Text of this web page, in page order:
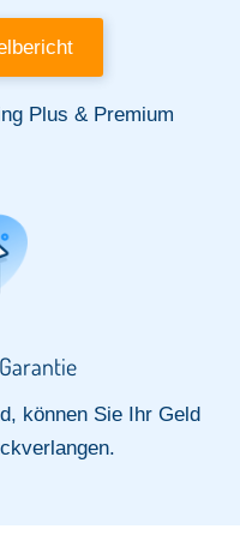
Plus & Premium
können Sie Ihr Geld